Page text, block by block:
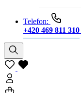
Telefon:
+420 469 811 310